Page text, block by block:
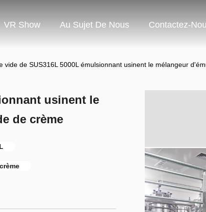
VR Show Au Sujet De Nous Contactez-
vide de SUS316L 5000L émulsionnant usinent le mélangeur
usinent le
de crème